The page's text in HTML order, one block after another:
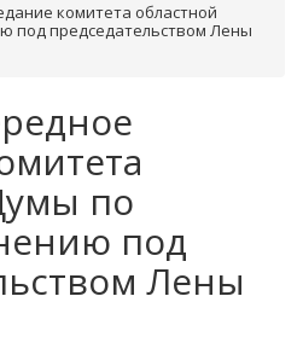
комитета областной
под председательством Лены
по
под
Лены